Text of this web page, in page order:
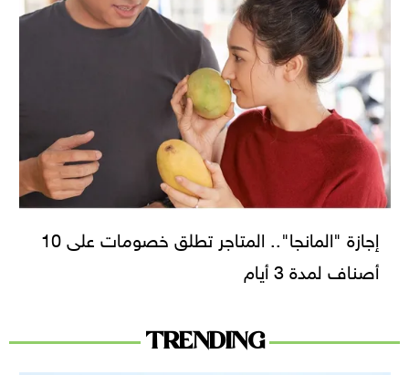
إجازة "المانجا".. المتاجر تطلق خصومات على 10
أصناف لمدة 3 أيام
TRENDING